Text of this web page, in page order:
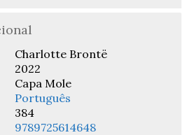
Charlotte Brontë
2022
Capa Mole
Português
384
9789725614648